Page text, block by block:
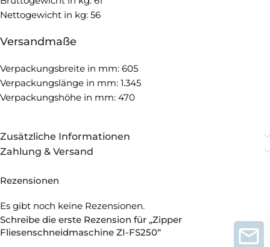
Nettogewicht in kg: 56
Versandmaße
Verpackungsbreite in mm: 605
Verpackungslänge in mm: 1.345
Verpackungshöhe in mm: 470
Zusätzliche Informationen
Zahlung & Versand
Rezensionen
Es gibt noch keine Rezensionen.
Schreibe die erste Rezension für „Zipper
Fliesenschneidmaschine ZI-FS250“